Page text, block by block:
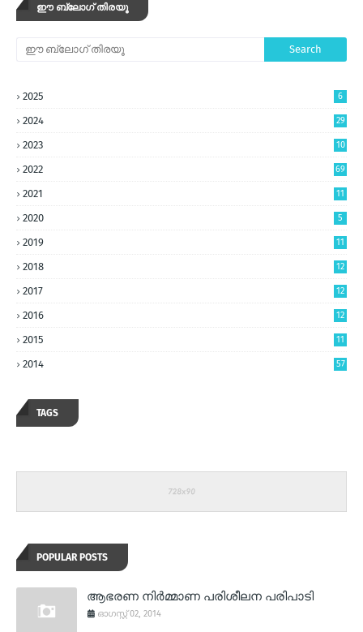
ഈ ബ്ലോഗ് തിരയൂ
2025 6
2024 29
2023
10
2022 69
2021 11
2020 5
2019 11
2018 12
2017 12
2016 12
2015 11
2014 57
TAGS
POPULAR POSTS
ആഭരണ നിര്‍മ്മാണ പരിശീലന പരിപാടി
ഓഗസ്റ്റ് 02, 2014